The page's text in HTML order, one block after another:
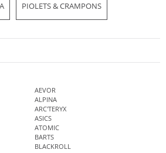
PIOLETS & CRAMPONS
AEVOR
ALPINA
ARC'TERYX
ASICS
ATOMIC
BARTS
BLACKROLL